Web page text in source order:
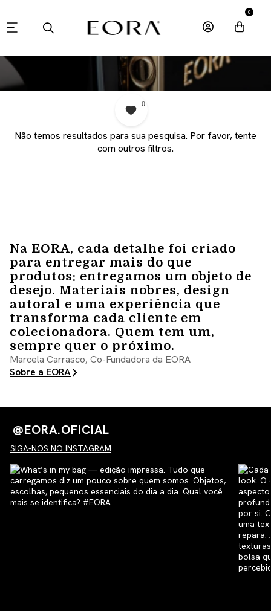
0
Não temos resultados para sua pesquisa. Por favor, tente
com outros filtros.
Na EORA, cada detalhe foi criado
para entregar mais do que
produtos: entregamos um objeto de
desejo. Materiais nobres, design
autoral e uma experiência que
transforma cada cliente em
colecionadora. Quem tem um,
sempre quer o próximo.
Marcela Carrasco, Co-Fundadora da EORA
Sobre a EORA
@EORA.OFICIAL
SIGA-NOS NO INSTAGRAM
0